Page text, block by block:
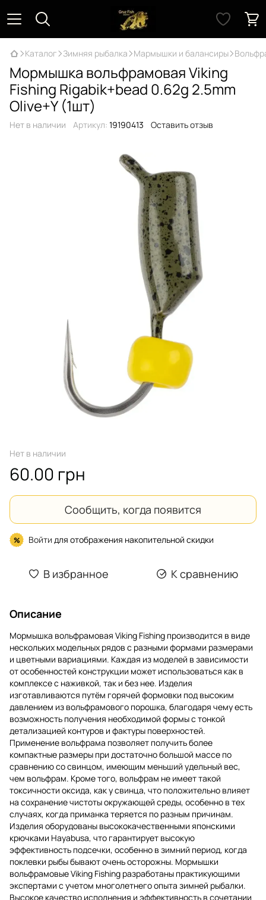
Каталог Зимняя рыбалка Мармышки и балансиры
Мормышка вольфрамовая Viking
Fishing Rigabik+bead 0.62g 2.5mm
Olive+Y (1шт)
Нет в наличии Артикул: 19190413 Оставить отзыв
Нет в наличии
60.00 грн
Сообщить, когда появится
% Войти для отображения накопительной скидки
В избранное К сравнению
Описание
Мормышка вольфрамовая Viking Fishing производится в виде
нескольких модельных рядов с разными формами размерами
и цветными вариациями. Каждая из моделей в зависимости
от особенностей конструкции может использоваться как в
комплексе с наживкой, так и без нее. Изделия
изготавливаются путём горячей формовки под высоким
давлением из вольфрамового порошка, благодаря чему есть
возможность получения необходимой формы с тонкой
детализацией контуров и фактуры поверхностей.
Применение вольфрама позволяет получить более
компактные размеры при достаточно большой массе по
сравнению со свинцом, имеющим меньший удельный вес,
чем вольфрам. Кроме того, вольфрам не имеет такой
токсичности оксида, как у свинца, что положительно влияет
на сохранение чистоты окружающей среды, особенно в тех
случаях, когда приманка теряется по разным причинам.
Изделия оборудованы высококачественными японскими
крючками Hayabusa, что гарантирует высокую
эффективность подсечки, особенно в зимний период, когда
поклевки рыбы бывают очень осторожны. Мормышки
вольфрамовые Viking Fishing разработаны практикующими
экспертами с учетом многолетнего опыта зимней рыбалки.
Высокое качество исполнения и эффективность в сочетании